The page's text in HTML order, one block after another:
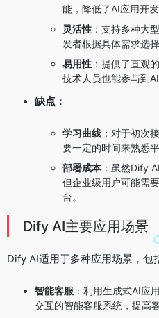
能，降低了AI应用开
灵活性 ：支持多种大
发者根据具体需求选
易用性 ：提供了直观
技术人员也能参与到
缺点 ：
学习曲线 ：对于初次
要一定的时间来熟悉
部署成本 ：虽然Dify
但企业级用户可能需
台。
Dify AI主要应用场景
Dify AI适用于多种应用场景，包
智能客服 ：利用生成式AI应
交互的智能客服系统，提高